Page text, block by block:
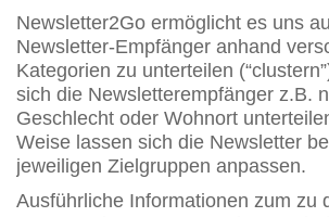
Newsletter2Go ermöglicht es uns
Newsletter-Empfänger anhand
Kategorien zu unterteilen
sich die Newsletterempfänger z.B.
Geschlecht oder Wohnort
Weise lassen sich die Newsletter
jeweiligen Zielgruppen anpassen.
Ausführliche Informationen zum zu